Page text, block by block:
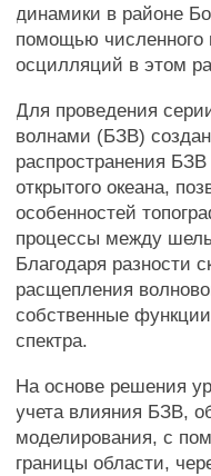
динамики в районе
помощью численного
осцилляций в этом
Для проведения
волнами (БЗВ)
распространения
открытого океана,
особенностей
процессы между
Благодаря разности
расщепления
собственные
спектра.
На основе решения
учета влияния БЗВ,
моделирования, с
границы области,